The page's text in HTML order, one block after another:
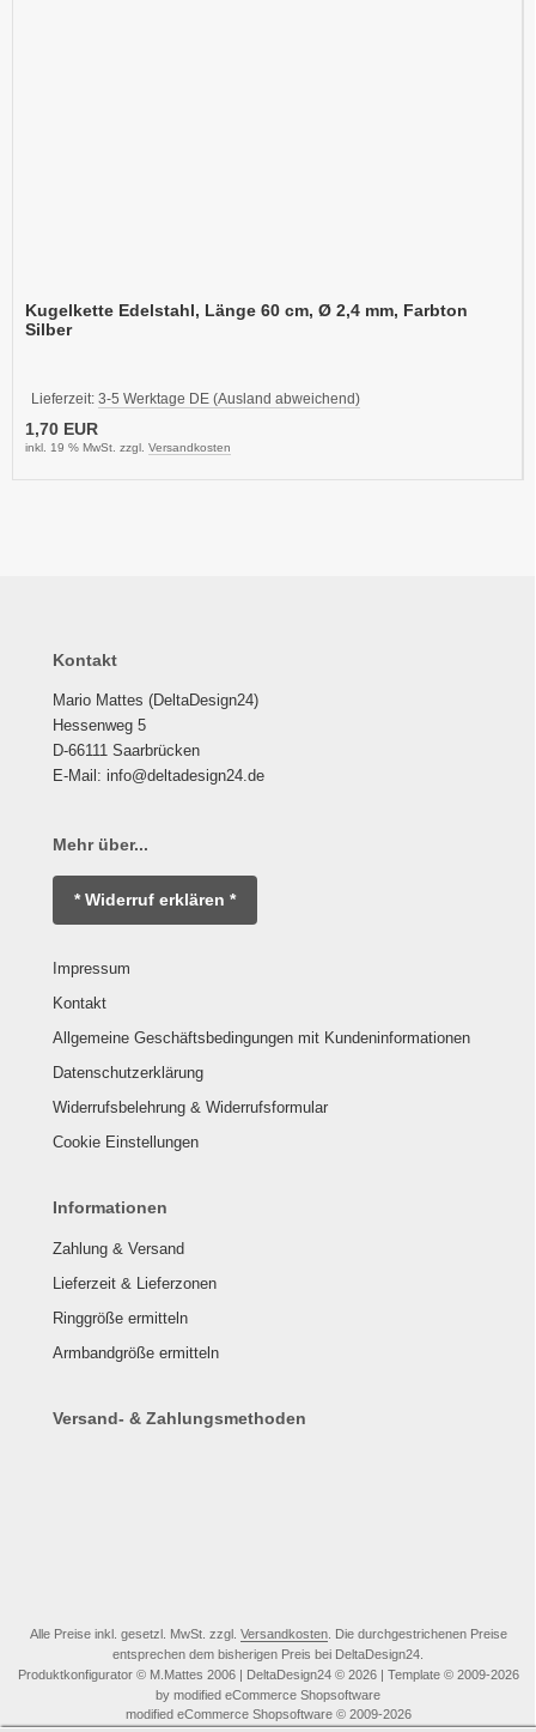
Kugelkette Edelstahl, Länge 60 cm, Ø 2,4 mm, Farbton
Silber
Lieferzeit: 3-5 Werktage DE (Ausland abweichend)
1,70 EUR
inkl. 19 % MwSt. zzgl. Versandkosten
Kontakt
Mario Mattes (DeltaDesign24)
Hessenweg 5
D-66111 Saarbrücken
E-Mail: info@deltadesign24.de
Mehr über...
* Widerruf erklären *
Impressum
Kontakt
Allgemeine Geschäftsbedingungen mit Kundeninformationen
Datenschutzerklärung
Widerrufsbelehrung & Widerrufsformular
Cookie Einstellungen
Informationen
Zahlung & Versand
Lieferzeit & Lieferzonen
Ringgröße ermitteln
Armbandgröße ermitteln
Versand- & Zahlungsmethoden
Alle Preise inkl. gesetzl. MwSt. zzgl. Versandkosten. Die durchgestrichenen Preise
entsprechen dem bisherigen Preis bei DeltaDesign24.
Produktkonfigurator © M.Mattes 2006 | DeltaDesign24 © 2026 | Template © 2009-2026
by modified eCommerce Shopsoftware
modified eCommerce Shopsoftware © 2009-2026